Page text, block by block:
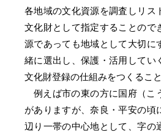
各地域の文化資源を調査しリス
文化財として指定することので
源であっても地域として大切に
緒に選出し、保護・活用してい
文化財登録の仕組みをつくるこ
例えば市の東の方に国府（こ
がありますが、奈良・平安の頃
辺り一帯の中心地として、字の